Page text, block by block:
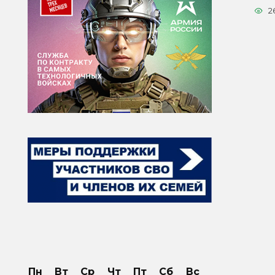
Пн Вт Ср Чт Пт Сб Вс